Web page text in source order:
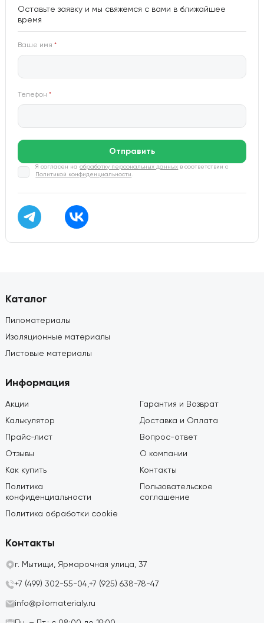
Оставьте заявку и мы свяжемся с вами в ближайшее
время
Ваше имя*
Телефон*
Отправить
Я согласен наобработку персональных данных в соответствии с
Политикой конфиденциальности .
Каталог
Пиломатериалы
Изоляционные материалы
Листовые материалы
Информация
Акции
Калькулятор
Прайс-лист
Отзывы
Как купить
Политика
конфиденциальности
Политика обработки cookie
Гарантия и Возврат
Доставка и Оплата
Вопрос-ответ
О компании
Контакты
Пользовательское
соглашение
Контакты
г. Мытищи, Ярмарочная улица, 37
+7 (499) 302-55-04,+7 (925) 638-78-47
info@pilomaterialy.ru